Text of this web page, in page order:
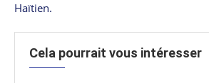
Haïtien.
Cela pourrait vous intéresser